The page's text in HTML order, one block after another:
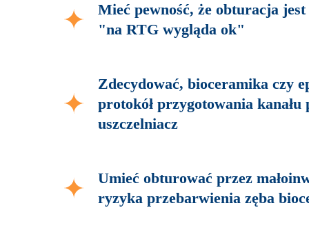
Mieć pewność, że obturacja
"na RTG wygląda ok"
Zdecydować, bioceramika czy
protokół przygotowania kanału
uszczelniacz
Umieć obturować przez
ryzyka przebarwienia zęba